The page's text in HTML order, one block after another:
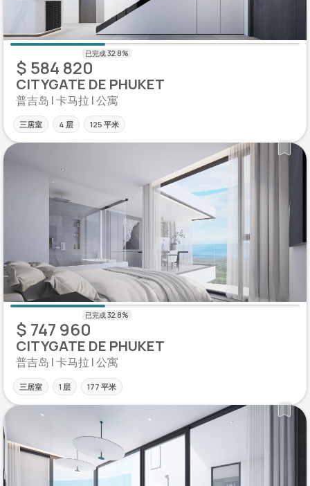
$ 584 820
CITYGATE DE PHUKET
普吉岛 | 卡马拉 | 公寓
三居室 4 层 125 平米
$ 747 960
CITYGATE DE PHUKET
普吉岛 | 卡马拉 | 公寓
三居室 1 层 177 平米